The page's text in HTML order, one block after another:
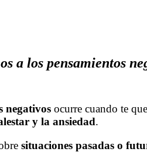
a los pensamientos
negativos ocurre cuando te
y la ansiedad.
situaciones pasadas o